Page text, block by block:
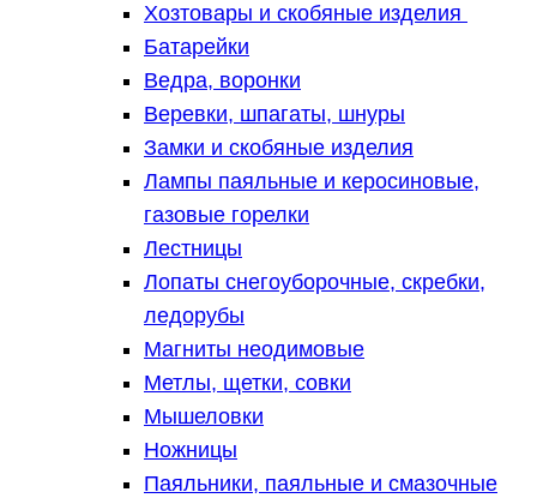
Хозтовары и скобяные изделия
Батарейки
Ведра, воронки
Веревки, шпагаты, шнуры
Замки и скобяные изделия
Лампы паяльные и керосиновые,
газовые горелки
Лестницы
Лопаты снегоуборочные, скребки,
ледорубы
Магниты неодимовые
Метлы, щетки, совки
Мышеловки
Ножницы
Паяльники, паяльные и смазочные